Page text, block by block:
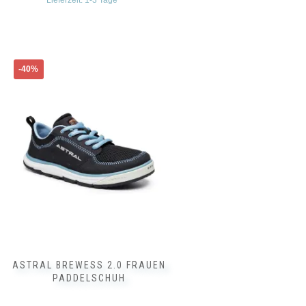
-40%
ASTRAL BREWESS 2.0 FRAUEN
PADDELSCHUH
Dieses
Produkt
Varianten
Optionen